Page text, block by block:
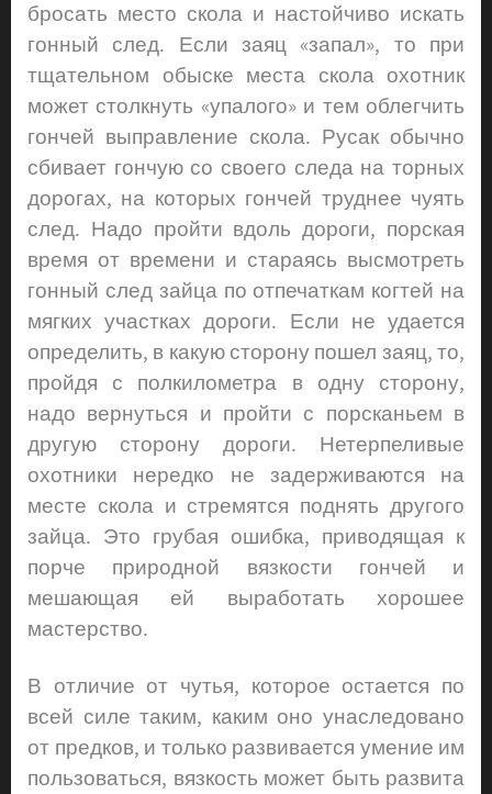
бросать место скола и настойчиво искать
гонный след. Если заяц «запал», то при
тщательном обыске места скола охотник
может столкнуть «упалого» и тем облегчить
гончей выправление скола. Русак обычно
сбивает гончую со своего следа на торных
дорогах, на которых гончей труднее чуять
след. Надо пройти вдоль дороги, порская
время от времени и стараясь высмотреть
гонный след зайца по отпечаткам когтей на
мягких участках дороги. Если не удается
определить, в какую сторону пошел заяц, то,
пройдя с полкилометра в одну сторону,
надо вернуться и пройти с порсканьем в
другую сторону дороги. Нетерпеливые
охотники нередко не задерживаются на
месте скола и стремятся поднять другого
зайца. Это грубая ошибка, приводящая к
порче природной вязкости гончей и
мешающая ей выработать хорошее
мастерство.
В отличие от чутья, которое остается по
всей силе таким, каким оно унаследовано
от предков, и только развивается умение им
пользоваться, вязкость может быть развита